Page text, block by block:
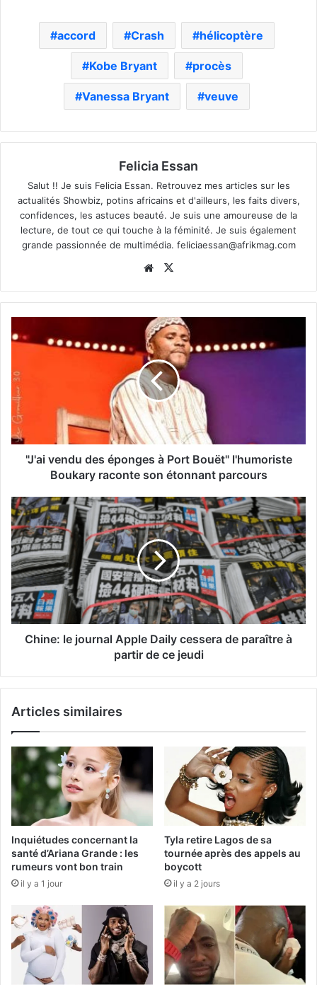
accord Crash hélicoptère
Kobe Bryant procès
Vanessa Bryant veuve
Felicia Essan
Salut !! Je suis Felicia Essan. Retrouvez mes articles sur les
actualités Showbiz, potins africains et d'ailleurs, les faits divers,
confidences, les astuces beauté. Je suis une amoureuse de la
lecture, de tout ce qui touche à la féminité. Je suis également
grande passionnée de multimédia. feliciaessan@afrikmag.com
Website
"J'ai vendu des éponges à Port Bouët" l'humoriste
Boukary raconte son étonnant parcours
Chine: le journal Apple Daily cessera de paraître à
partir de ce jeudi
Articles similaires
Inquiétudes concernant la
santé d’Ariana Grande : les
rumeurs vont bon train
il y a 1 jour
Tyla retire Lagos de sa
tournée après des appels au
boycott
il y a 2 jours